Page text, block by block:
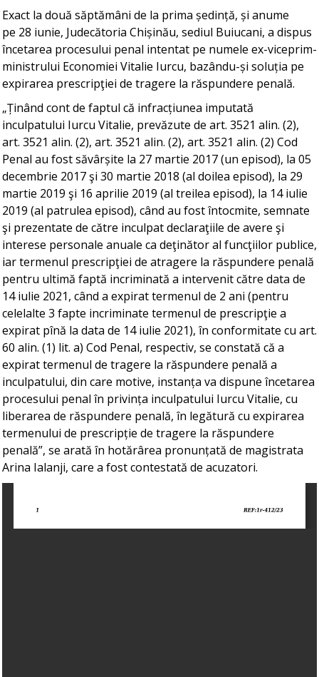
Exact la două săptămâni de la prima ședință, și anume
pe 28 iunie, Judecătoria Chișinău, sediul Buiucani, a dispus
încetarea procesului penal intentat pe numele ex-viceprim-
ministrului Economiei Vitalie Iurcu, bazându-și soluția pe
expirarea prescripţiei de tragere la răspundere penală.
„Ținând cont de faptul că infracțiunea imputată
inculpatului Iurcu Vitalie, prevăzute de art. 3521 alin. (2),
art. 3521 alin. (2), art. 3521 alin. (2), art. 3521 alin. (2) Cod
Penal au fost săvârșite la 27 martie 2017 (un episod), la 05
decembrie 2017 şi 30 martie 2018 (al doilea episod), la 29
martie 2019 şi 16 aprilie 2019 (al treilea episod), la 14 iulie
2019 (al patrulea episod), când au fost întocmite, semnate
şi prezentate de către inculpat declaraţiile de avere şi
interese personale anuale ca deţinător al funcţiilor publice,
iar termenul prescripţiei de atragere la răspundere penală
pentru ultimă faptă incriminată a intervenit către data de
14 iulie 2021, când a expirat termenul de 2 ani (pentru
celelalte 3 fapte incriminate termenul de prescripţie a
expirat pînă la data de 14 iulie 2021), în conformitate cu art.
60 alin. (1) lit. a) Cod Penal, respectiv, se constată că a
expirat termenul de tragere la răspundere penală a
inculpatului, din care motive, instanța va dispune încetarea
procesului penal în privința inculpatului Iurcu Vitalie, cu
liberarea de răspundere penală, în legătură cu expirarea
termenului de prescripție de tragere la răspundere
penală”, se arată în hotărârea pronunțată de magistrata
Arina Ialanji, care a fost contestată de acuzatori.